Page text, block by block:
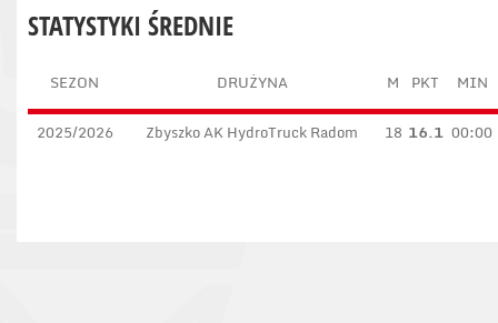
STATYSTYKI ŚREDNIE
SEZON DRUŻYNA M PKT MIN
2025/2026 Zbyszko AK HydroTruck Radom 18 16.1 00:00